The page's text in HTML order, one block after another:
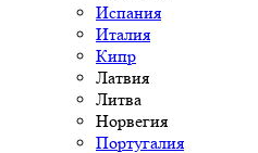
Испания
Италия
Кипр
Латвия
Литва
Норвегия
Португалия